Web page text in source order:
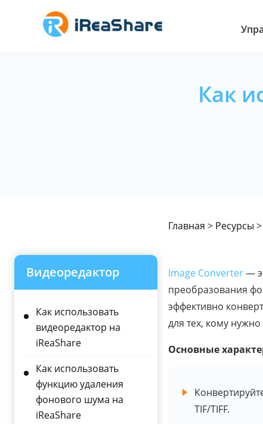
Как
Главная > Ресурсы >
Видеоредактор
Как использовать
видеоредактор на
iReaShare
Как использовать
функцию удаления
фонового шума на
iReaShare
Image Converter—
преобразования
эффективно
для тех, кому
Основные
TIF/TIFF.